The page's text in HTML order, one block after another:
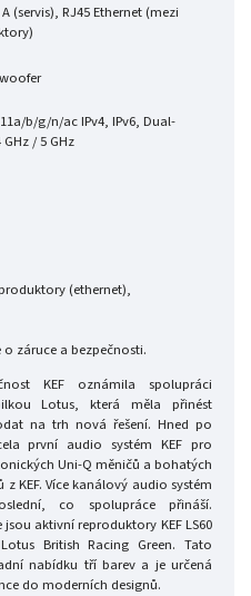
(servis), RJ45 Ethernet (mezi
b/g/n/ac IPv4, IPv6, Dual-
/ 5 GHz
(ethernet),
záruce a bezpečnosti.
KEF oznámila spolupráci
Lotus, která měla přinést
na trh nová řešení. Hned po
první audio systém KEF pro
Uni-Q měničů a bohatých
KEF. Více kanálový audio systém
co spolupráce přináší.
aktivní reproduktory KEF LS60
British Racing Green. Tato
nabídku tří barev a je určená
do moderních designů.